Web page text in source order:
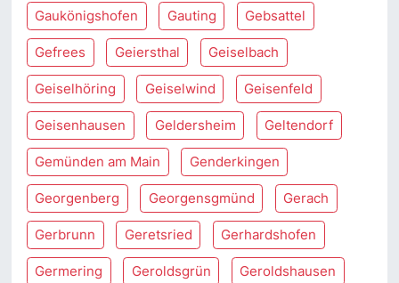
Gaukönigshofen Gauting Gebsattel
Gefrees Geiersthal Geiselbach
Geiselhöring Geiselwind Geisenfeld
Geisenhausen Geldersheim Geltendorf
Gemünden am Main Genderkingen
Georgenberg Georgensgmünd Gerach
Gerbrunn Geretsried Gerhardshofen
Germering Geroldsgrün Geroldshausen